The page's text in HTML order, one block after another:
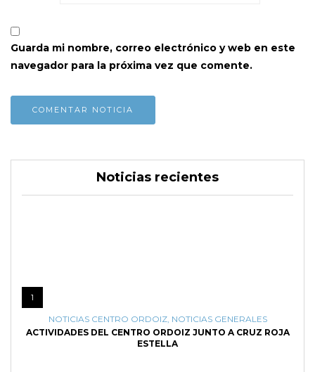
Guarda mi nombre, correo electrónico y web en este
navegador para la próxima vez que comente.
Noticias recientes
1
NOTICIAS CENTRO ORDOIZ, NOTICIAS GENERALES
ACTIVIDADES DEL CENTRO ORDOIZ JUNTO A CRUZ ROJA
ESTELLA